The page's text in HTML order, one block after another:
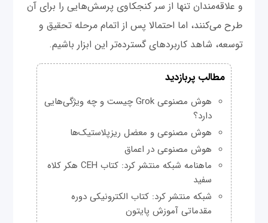
و علاقه‌مندان تنها از سر کنجکاوی پرسش‌هایی را برای آن
طرح می‌کنند، اما احتمالا پس از اتمام مرحله تحقیق و
توسعه، شاهد کاربردهای گسترده‌تر این ابزار باشیم.
مطالب پربازدید
هوش مصنوعی Grok چیست و چه ویژگی‌هایی
دارد؟
هوش مصنوعی و معضل ریزپلاستیک‌ها
هوش مصنوعی در اعماق
ماهنامه شبکه منتشر کرد: کتاب CEH هکر کلاه
سفید
شبکه منتشر کرد: کتاب الکترونیکی دوره
مقدماتی آموزش پایتون